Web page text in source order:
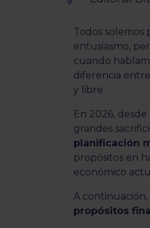
Todos solemos
entusiasmo,
cuando
diferencia
y libre.
En 2026, desde
grandes
planificación
propósitos en
económico
A
propósitos